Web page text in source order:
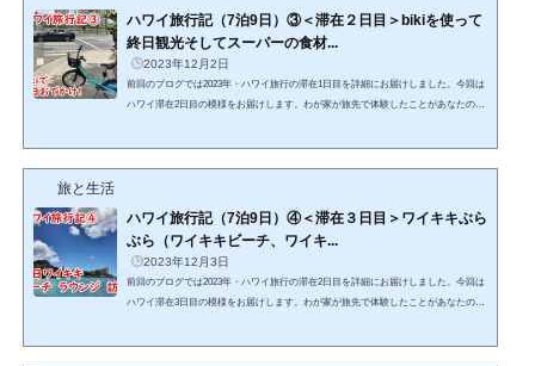
ハワイ旅行記（7泊9日）③＜滞在２日目＞bikiを使って
終日観光そしてスーパーの食材...
2023年12月2日
前回のブログでは2023年・ハワイ旅行の滞在1日目を詳細にお届けしました。今回は
ハワイ滞在2日目の模様をお届けします。わが家が旅先で体験したことがあなたのハ
旅と生活
ハワイ旅行記（7泊9日）④＜滞在３日目＞ワイキキぶら
ぶら（ワイキキビーチ、ワイキ...
2023年12月3日
前回のブログでは2023年・ハワイ旅行の滞在2日目を詳細にお届けしました。今回は
ハワイ滞在3日目の模様をお届けします。わが家が旅先で体験したことがあなたのハ